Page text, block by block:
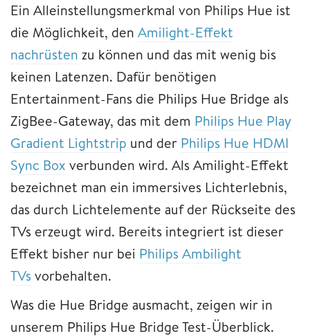
Ein Alleinstellungsmerkmal von Philips Hue ist
die Möglichkeit, den Amilight-Effekt
nachrüsten zu können und das mit wenig bis
keinen Latenzen. Dafür benötigen
Entertainment-Fans die Philips Hue Bridge als
ZigBee-Gateway, das mit dem Philips Hue Play
Gradient Lightstrip und der Philips Hue HDMI
Sync Box verbunden wird. Als Amilight-Effekt
bezeichnet man ein immersives Lichterlebnis,
das durch Lichtelemente auf der Rückseite des
TVs erzeugt wird. Bereits integriert ist dieser
Effekt bisher nur bei Philips Ambilight
TVsvorbehalten.
Was die Hue Bridge ausmacht, zeigen wir in
unserem Philips Hue Bridge Test-Überblick.